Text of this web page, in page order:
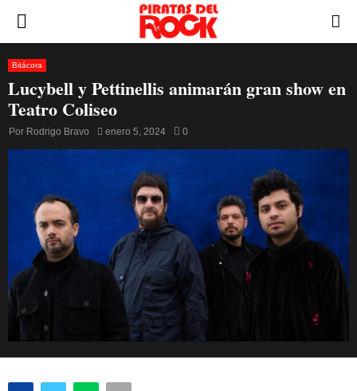
PRIMARY
MENU
Bitácora
Lucybell y Pettinellis animarán gran show en
Teatro Coliseo
Por Rodrigo Bravo enero 5, 2024 0